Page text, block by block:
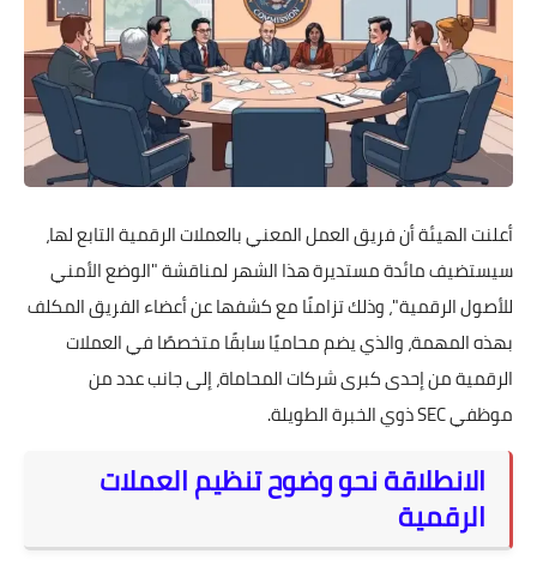
أعلنت الهيئة أن فريق العمل المعني بالعملات الرقمية التابع لها،
سيستضيف مائدة مستديرة هذا الشهر لمناقشة "الوضع الأمني
للأصول الرقمية"، وذلك تزامنًا مع كشفها عن أعضاء الفريق المكلف
بهذه المهمة، والذي يضم محاميًا سابقًا متخصصًا في العملات
الرقمية من إحدى كبرى شركات المحاماة، إلى جانب عدد من
موظفي SEC ذوي الخبرة الطويلة.
الانطلاقة نحو وضوح تنظيم العملات
الرقمية